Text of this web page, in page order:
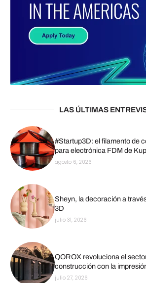
LAS ÚLTIMAS
#Startup3D: el filamento de
para electrónica FDM de
agosto 6, 2026
Sheyn, la decoración a
3D
julio 31, 2026
QOROX revoluciona el
construcción con la
julio 27, 2026